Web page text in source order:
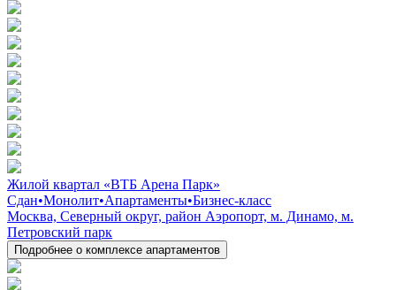
Жилой квартал «ВТБ Арена Парк»
Сдан•Монолит•Апартаменты•Бизнес-класс
Москва, Северный округ, район Аэропорт, м. Динамо, м.
Петровский парк
Подробнее о комплексе апартаментов